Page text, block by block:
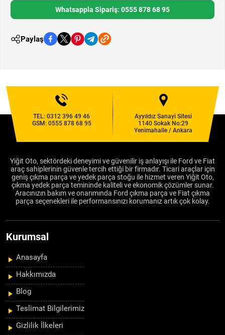
Whatsappla Sipariş: 0555 878 68 95
Paylaş
TEL:0312 396 49 46
GSM: 0555 878 68 95
Ayyıldız Sanayi Sitesi
1140 Sokak No:29
Yenimahalle / Ankara
Yiğit Oto, sektördeki deneyimi ve güvenilir iş anlayışı ile Ford ve Fiat
araç sahiplerinin güvenle tercih ettiği bir firmadır. Ticari araçlar için
geniş çıkma parça ve yedek parça stoğu ile hizmet veren Yiğit Oto,
çıkma yedek parça temininde kaliteli ve ekonomik çözümler sunar.
Aracınızın bakım ve onarımında Ford çıkma parça ve Fiat çıkma
parça seçenekleri ile performansınızı korumanız artık çok kolay.
Kurumsal
Anasayfa
Hakkımızda
Blog
Teslimat Bilgilerimiz
Gizlilik İlkeleri